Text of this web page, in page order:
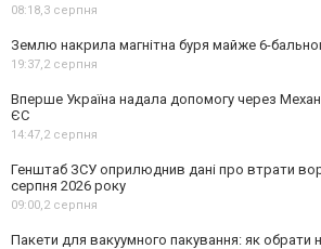
08:18,3 серпня
Землю накрила магнітна буря майже 6-
19:37,2 серпня
Вперше Україна надала допомогу через
ЄС
14:47,2 серпня
Генштаб ЗСУ оприлюднив дані про втрати
серпня 2026 року
09:00,2 серпня
Пакети для вакуумного пакування: як обрати